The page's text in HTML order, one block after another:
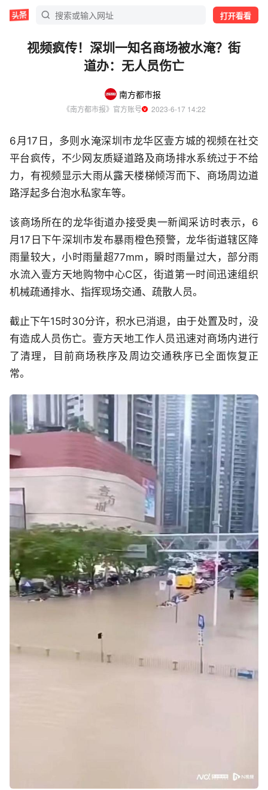
打开看看
视频疯传！深圳一知名商场被水淹？街
道办：无人员伤亡
南方都市报
《南方都市报》官方账号
  2023-6-17 14:22
6月17日，多则水淹深圳市龙华区壹方城的视频在社交
平台疯传，不少网友质疑道路及商场排水系统过于不给
力，有视频显示大雨从露天楼梯倾泻而下、商场周边道
路浮起多台泡水私家车等。
该商场所在的龙华街道办接受奥一新闻采访时表示，6
月17日下午深圳市发布暴雨橙色预警，龙华街道辖区降
雨量较大，小时雨量超77mm，瞬时雨量过大，部分雨
水流入壹方天地购物中心C区，街道第一时间迅速组织
机械疏通排水、指挥现场交通、疏散人员。
截止下午15时30分许，积水已消退，由于处置及时，没
有造成人员伤亡。壹方天地工作人员迅速对商场内进行
了清理，目前商场秩序及周边交通秩序已全面恢复正
常。